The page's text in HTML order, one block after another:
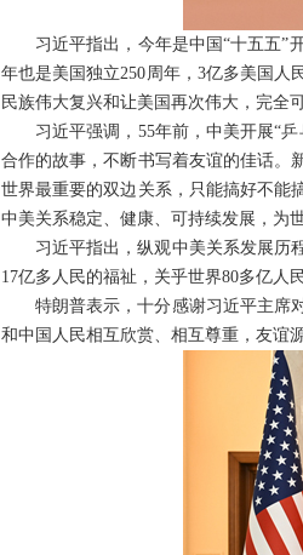
习近平指出，今年是中国“十五五”
年也是美国独立250周年，3亿多美国
民族伟大复兴和让美国再次伟大，完全
习近平强调，55年前，中美开展“
合作的故事，不断书写着友谊的佳话。
世界最重要的双边关系，只能搞好不能
中美关系稳定、健康、可持续发展，为
习近平指出，纵观中美关系发展历
17亿多人民的福祉，关乎世界80多亿人
特朗普表示，十分感谢习近平主席
和中国人民相互欣赏、相互尊重，友谊